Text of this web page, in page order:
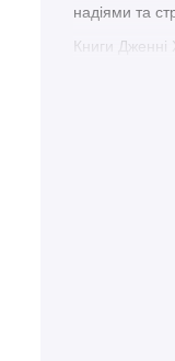
надіями та
Книги Дженні